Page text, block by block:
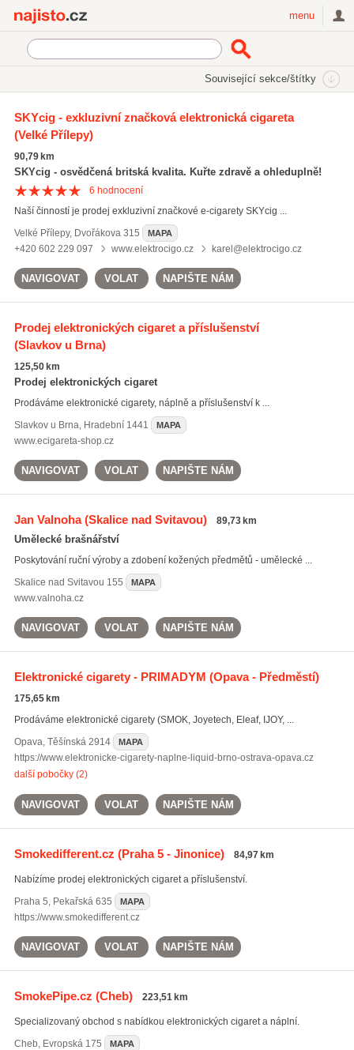
menu
Související sekce/štítky
pouzdra na cigarety
e-liquidy
kuřácké potřeby (493)
SKYcig - exkluzivní značková elektronická cigareta
(Velké Přílepy)
90,79 km
SKYcig - osvědčená britská kvalita. Kuřte zdravě a ohleduplně!
6 hodnocení
Naší činností je prodej exkluzivní značkové e-cigarety SKYcig ...
Velké Přílepy, Dvořákova 315 MAPA
+420 602 229 097 www.elektrocigo.cz karel@elektrocigo.cz
NAVIGOVAT VOLAT NAPIŠTE NÁM
Prodej elektronických cigaret a příslušenství
(Slavkov u Brna)
125,50 km
Prodej elektronických cigaret
Prodáváme elektronické cigarety, náplně a příslušenství k ...
Slavkov u Brna, Hradební 1441 MAPA
www.ecigareta-shop.cz
NAVIGOVAT VOLAT NAPIŠTE NÁM
Jan Valnoha(Skalice nad Svitavou) 89,73 km
Umělecké brašnářství
Poskytování ruční výroby a zdobení kožených předmětů - umělecké ...
Skalice nad Svitavou 155 MAPA
www.valnoha.cz
NAVIGOVAT VOLAT NAPIŠTE NÁM
Elektronické cigarety - PRIMADYM (Opava - Předměstí)
175,65 km
Prodáváme elektronické cigarety (SMOK, Joyetech, Eleaf, IJOY, ...
Opava, Těšínská 2914 MAPA
https://www.elektronicke-cigarety-naplne-liquid-brno-ostrava-opava.cz
další pobočky (2)
NAVIGOVAT VOLAT NAPIŠTE NÁM
Smokedifferent.cz (Praha 5 - Jinonice) 84,97 km
Nabízíme prodej elektronických cigaret a příslušenství.
Praha 5, Pekařská 635 MAPA
https://www.smokedifferent.cz
NAVIGOVAT VOLAT NAPIŠTE NÁM
SmokePipe.cz (Cheb) 223,51 km
Specializovaný obchod s nabídkou elektronických cigaret a náplní.
Cheb, Evropská 175 MAPA